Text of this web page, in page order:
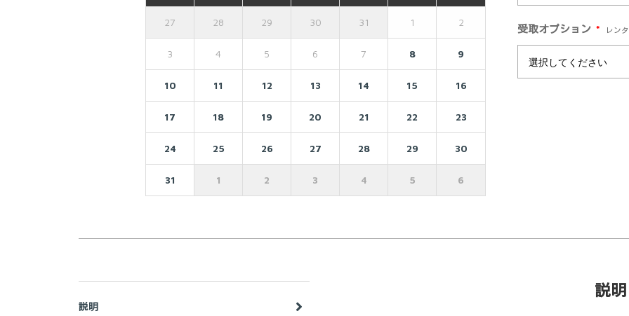
27 28 29 30 31 1 2
3 4 5 6 7 8 9
10 11 12 13 14 15 16
17 18 19 20 21 22 23
24 25 26 27 28 29 30
31 1 2 3 4 5 6
受取オプション * レン
説明
説明